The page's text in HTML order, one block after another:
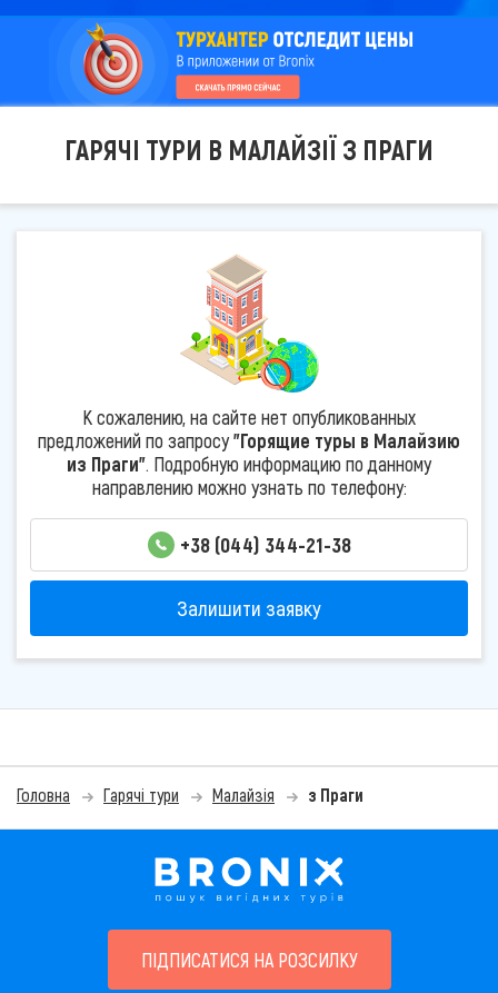
ГАРЯЧІ ТУРИ В МАЛАЙЗІЇ З ПРАГИ
К сожалению, на сайте нет опубликованных
предложений по запросу"Горящие туры в Малайзию
из Праги". Подробную информацию по данному
направлению можно узнать по телефону:
+38 (044) 344-21-38
Залишити заявку
Головна Гарячі тури Малайзія з Праги
ПІДПИСАТИСЯ НА РОЗСИЛКУ